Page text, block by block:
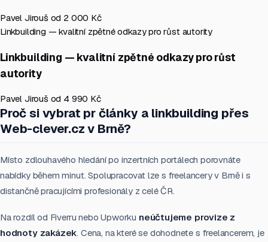
Pavel Jirouš od 2 000 Kč
Linkbuilding — kvalitní zpětné odkazy pro růst autority
Linkbuilding — kvalitní zpětné odkazy pro růst
autority
Pavel Jirouš od 4 990 Kč
Proč si vybrat pr články a linkbuilding přes
Web-clever.cz v Brně?
Místo zdlouhavého hledání po inzertních portálech porovnáte
nabídky během minut. Spolupracovat lze s freelancery v Brně i s
distančně pracujícími profesionály z celé ČR.
Na rozdíl od Fiverru nebo Upworku neúčtujeme provize z
hodnoty zakázek. Cena, na které se dohodnete s freelancerem, je